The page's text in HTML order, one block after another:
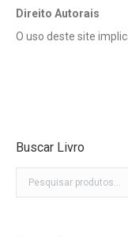
Direito Autorais
O uso deste site
Buscar Livro